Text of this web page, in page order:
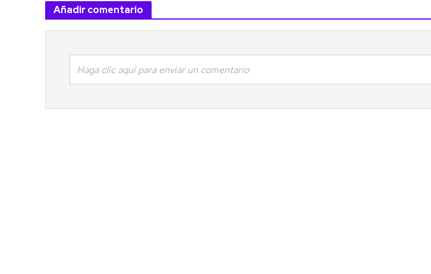
Añadir comentario
Haga clic aquí para enviar un comentario